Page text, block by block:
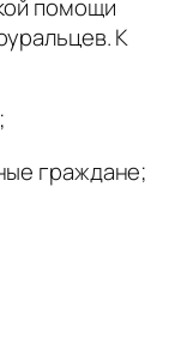
помощи
К
граждане;